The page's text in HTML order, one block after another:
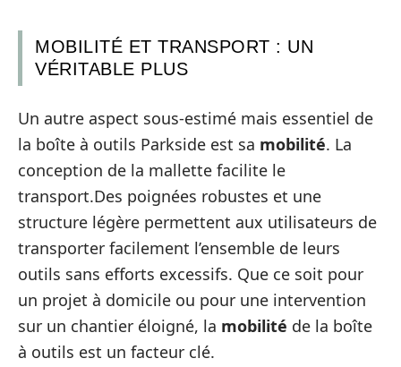
MOBILITÉ ET TRANSPORT : UN
VÉRITABLE PLUS
Un autre aspect sous-estimé mais essentiel de
la boîte à outils Parkside est sa mobilité. La
conception de la mallette facilite le
transport.Des poignées robustes et une
structure légère permettent aux utilisateurs de
transporter facilement l’ensemble de leurs
outils sans efforts excessifs. Que ce soit pour
un projet à domicile ou pour une intervention
sur un chantier éloigné, la mobilité de la boîte
à outils est un facteur clé.